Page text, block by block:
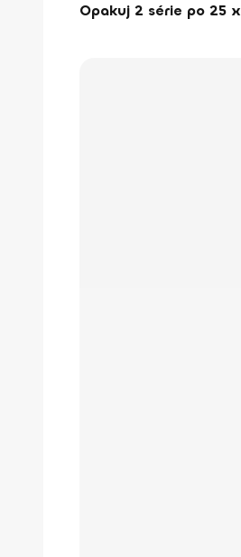
Opakuj 2 série po 25 x